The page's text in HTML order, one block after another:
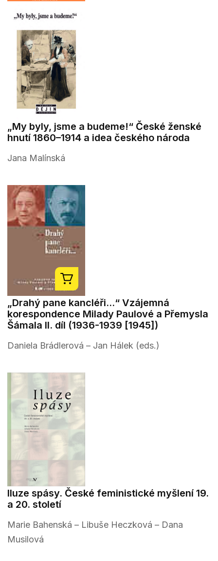
„My byly, jsme a budeme!“ České ženské
hnutí 1860–1914 a idea českého národa
Jana Malínská
„Drahý pane kancléři...“ Vzájemná
korespondence Milady Paulové a Přemysla
Šámala II. díl (1936-1939 [1945])
Daniela Brádlerová – Jan Hálek (eds.)
Iluze spásy. České feministické myšlení 19.
a 20. století
Marie Bahenská – Libuše Heczková – Dana
Musilová